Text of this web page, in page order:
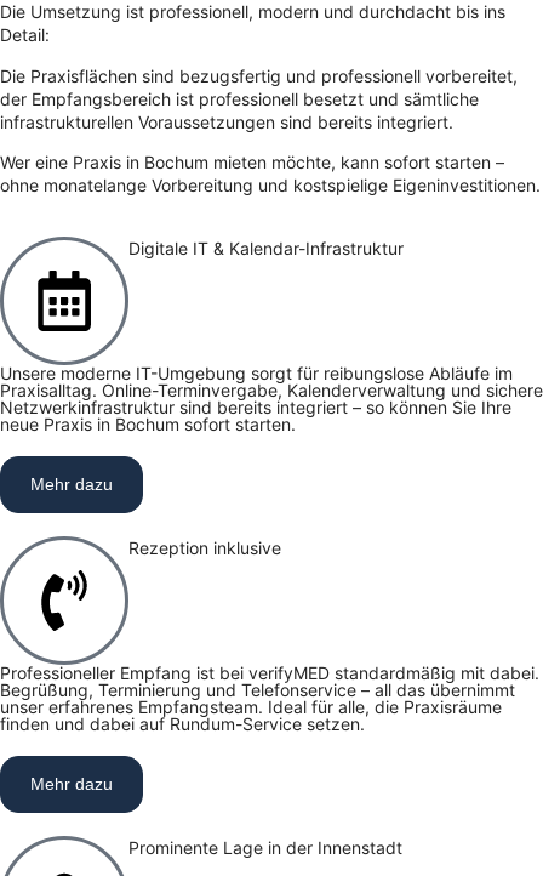
Die Umsetzung ist professionell, modern und durchdacht bis ins
Detail:
Die Praxisflächen sind bezugsfertig und professionell vorbereitet,
der Empfangsbereich ist professionell besetzt und sämtliche
infrastrukturellen Voraussetzungen sind bereits integriert.
Wer eine Praxis in Bochum mieten möchte, kann sofort starten –
ohne monatelange Vorbereitung und kostspielige Eigeninvestitionen.
Digitale IT & Kalendar-Infrastruktur
Unsere moderne IT-Umgebung sorgt für reibungslose Abläufe im
Praxisalltag. Online-Terminvergabe, Kalenderverwaltung und sichere
Netzwerkinfrastruktur sind bereits integriert – so können Sie Ihre
neue Praxis in Bochum sofort starten.
Mehr dazu
Rezeption inklusive
Professioneller Empfang ist bei verifyMED standardmäßig mit dabei.
Begrüßung, Terminierung und Telefonservice – all das übernimmt
unser erfahrenes Empfangsteam. Ideal für alle, die Praxisräume
finden und dabei auf Rundum-Service setzen.
Mehr dazu
Prominente Lage in der Innenstadt